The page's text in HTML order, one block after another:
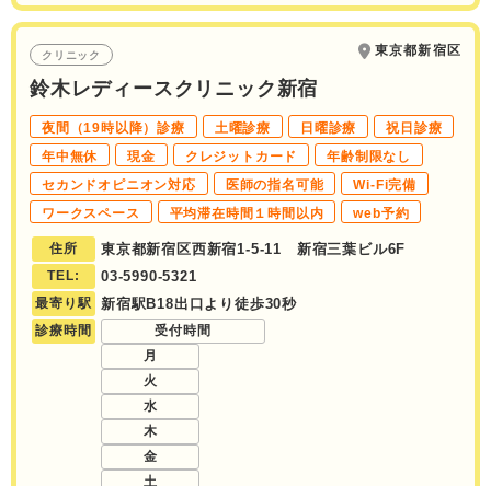
クリニック 東京都新宿区
鈴木レディースクリニック新宿
夜間（19時以降）診療 土曜診療 日曜診療
祝日診療
年中無休
現金 クレジットカード
年齢制限なし
セカンドオピニオン対応
医師の指名可能
Wi-Fi完備
ワークスペース
平均滞在時間１時間以内 web予約
住所 東京都新宿区西新宿1-5-11 新宿三葉ビル6F
TEL: 03-5990-5321
最寄り駅 新宿駅B18出口より徒歩30秒
診療時間
受付時間
月
火
水
木
金
土